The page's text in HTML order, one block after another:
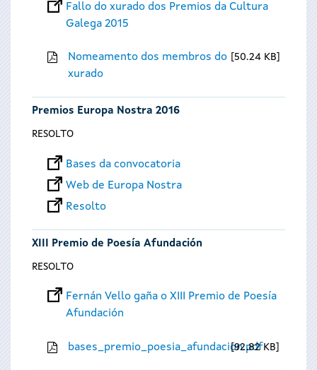
Fallo do xurado dos Premios da Cultura
Galega 2015
Nomeamento dos membros do
xurado
50.24 KB
Premios Europa Nostra 2016
RESOLTO
Bases da convocatoria
Web de Europa Nostra
Resolto
XIII Premio de Poesía Afundación
RESOLTO
Fernán Vello gaña o XIII Premio de Poesía
Afundación
bases_premio_poesia_afundacion.pdf
92.82 KB